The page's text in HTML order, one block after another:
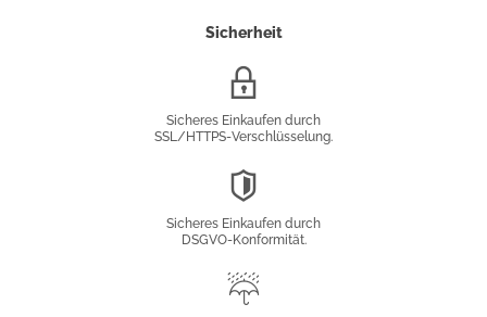
Sicherheit
Sicheres Einkaufen durch
SSL/HTTPS-Verschlüsselung.
Sicheres Einkaufen durch
DSGVO-Konformität.